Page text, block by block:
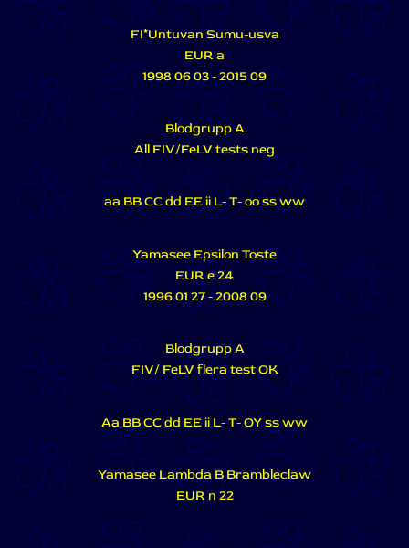
FI*Untuvan Sumu-usva
EUR a
1998 06 03 - 2015 09
Blodgrupp A
All FIV/FeLV tests neg
aa BB CC dd EE ii L- T- oo ss ww
Yamasee Epsilon Toste
EUR e 24
1996 01 27 - 2008 09
Blodgrupp A
FIV/ FeLV flera test OK
Aa BB CC dd EE ii L- T- OY ss ww
Yamasee Lambda B Brambleclaw
EUR n 22